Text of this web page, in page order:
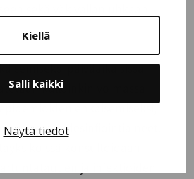
Kiellä
Salli kaikki
Näytä tiedot
päiväaikaisissa
kulloinkin voimassa
ehkäisemiseksi,
ja desinfiointiaineet.